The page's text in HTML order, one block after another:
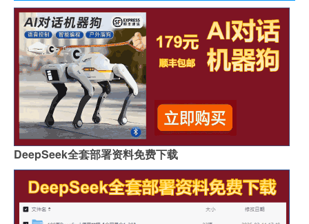
DeepSeek全套部署资料免费下载